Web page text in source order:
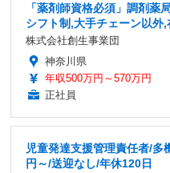
「薬剤師資格必須」調剤薬
シフト制,大手チェーン以外,
株式会社創生事業団
神奈川県
年収500万円～570万円
正社員
児童発達支援管理責任者/多
円～/送迎なし/年休120日